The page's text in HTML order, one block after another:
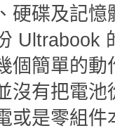
硬碟及記
Ultrabook
個簡單的
沒有把電
或是零組件